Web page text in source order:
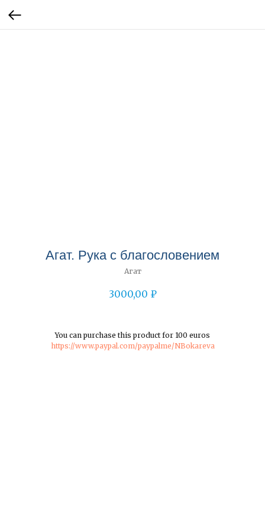
Агат. Рука с благословением
Агат
3000,00 ₽
You can purchase this product for 100 euros
https://www.paypal.com/paypalme/NBokareva